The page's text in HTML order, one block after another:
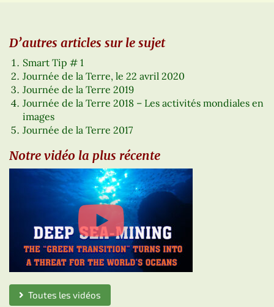
D’autres articles sur le sujet
Smart Tip # 1
Journée de la Terre, le 22 avril 2020
Journée de la Terre 2019
Journée de la Terre 2018 – Les activités mondiales en
images
Journée de la Terre 2017
Notre vidéo la plus récente
Toutes les vidéos